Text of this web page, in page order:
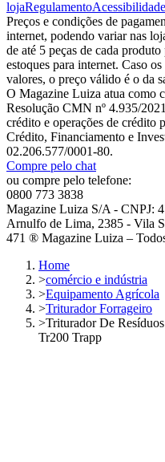
lojaRegulamentoAcessibilidade
Preços e condições de
internet, podendo variar nas
de até 5 peças de cada
estoques para internet. Caso
valores, o preço válido é o da
O Magazine Luiza atua como
Resolução CMN nº 4.935/
crédito e operações de crédito
Crédito, Financiamento e
02.206.577/0001-80.
Compre pelo chat
ou compre pelo telefone:
0800 773 3838
Magazine Luiza S/A - CNPJ:
Arnulfo de Lima, 2385 - Vila
471 ® Magazine Luiza –
Home
>comércio e indústria
>Equipamento Agrícola
>Triturador Forrageiro
>Triturador De
Tr200 Trapp